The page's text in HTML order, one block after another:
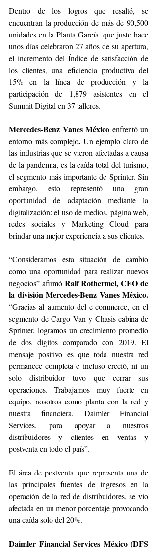
Dentro de los logros que resaltó, se
encuentran la producción de más de 90,500
unidades en la Planta García, que justo hace
unos días celebraron 27 años de su apertura,
el incremento del Índice de satisfacción de
los clientes, una eficiencia productiva del
15% en la línea de producción y la
participación de 1,879 asistentes en el
Summit Digital en 37 talleres.
Mercedes-Benz Vanes México enfrentó un
entorno más complejo. Un ejemplo claro de
las industrias que se vieron afectadas a causa
de la pandemia, es la caída total del turismo,
el segmento más importante de Sprinter. Sin
embargo, esto representó una gran
oportunidad de adaptación mediante la
digitalización: el uso de medios, página web,
redes sociales y Marketing Cloud para
brindar una mejor experiencia a sus clientes.
“Consideramos esta situación de cambio
como una oportunidad para realizar nuevos
negocios” afirmó Ralf Rothermel, CEO de
“Gracias al aumento del e-commerce, en el
segmento de Cargo Van y Chasis-cabina de
Sprinter, logramos un crecimiento promedio
de dos dígitos comparado con 2019. El
mensaje positivo es que toda nuestra red
permanece completa e incluso creció, ni un
solo distribuidor tuvo que cerrar sus
operaciones. Trabajamos muy fuerte en
equipo, nosotros como planta con la red y
nuestra financiera, Daimler Financial
Services, para apoyar a nuestros
distribuidores y clientes en ventas y
postventa en todo el país”.
El área de postventa, que representa una de
las principales fuentes de ingresos en la
operación de la red de distribuidores, se vio
afectada en un menor porcentaje provocando
una caída solo del 20%.
Daimler Financial Services México (DFS